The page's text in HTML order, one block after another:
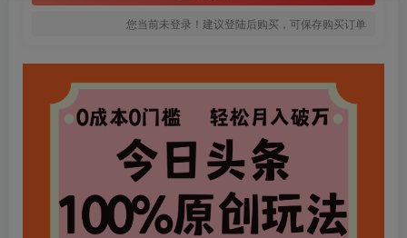
您当前未登录！建议登陆后购买，可保存购买订单